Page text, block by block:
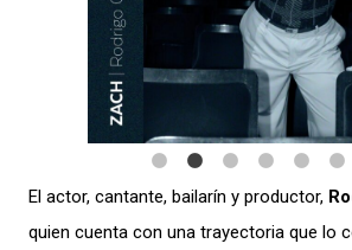
El actor, cantante, bailarín y productor,
quien cuenta con una trayectoria que lo